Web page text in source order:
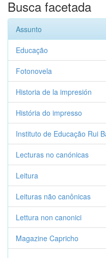
Busca facetada
Assunto
Educação
Fotonovela
Historia de la impresión
História do impresso
Instituto de Educação Rui
Lecturas no canónicas
Leitura
Leituras não canônicas
Lettura non canonici
Magazine Capricho